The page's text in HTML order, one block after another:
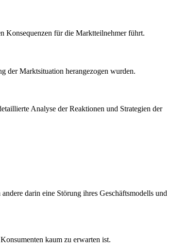
Konsequenzen für die Marktteilnehmer führt.
der Marktsituation herangezogen wurden.
Analyse der Reaktionen und Strategien der
darin eine Störung ihres Geschäftsmodells und
kaum zu erwarten ist.